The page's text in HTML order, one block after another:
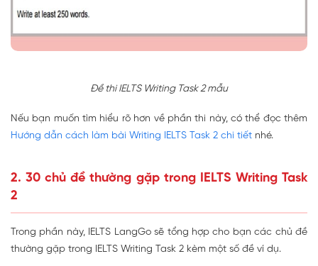
Đề thi IELTS Writing Task 2 mẫu
Nếu bạn muốn tìm hiểu rõ hơn về phần thi này, có thể đọc thêm
Hướng dẫn cách làm bài Writing IELTS Task 2 chi tiết nhé.
2. 30 chủ đề thường gặp trong IELTS Writing Task
2
Trong phần này, IELTS LangGo sẽ tổng hợp cho bạn các chủ đề
thường gặp trong IELTS Writing Task 2 kèm một số đề ví dụ.